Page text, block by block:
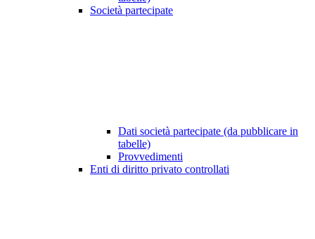
Società partecipate
Dati società partecipate (da pubblicare in
tabelle)
Provvedimenti
Enti di diritto privato controllati